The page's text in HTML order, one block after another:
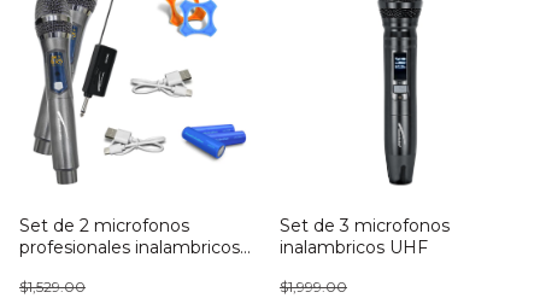
Set de 2 microfonos
profesionales inalambricos
$1,529.00
Set de 3 microfonos
inalambricos UHF
$1,999.00